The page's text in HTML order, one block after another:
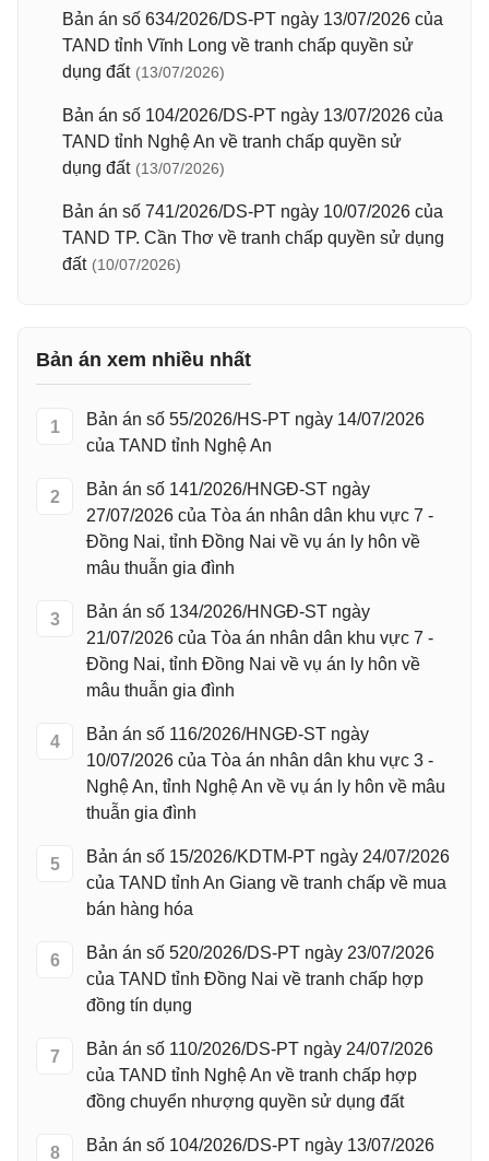
Bản án số 634/2026/DS-PT ngày 13/07/2026 của
TAND tỉnh Vĩnh Long về tranh chấp quyền sử
dụng đất (13/07/2026)
Bản án số 104/2026/DS-PT ngày 13/07/2026 của
TAND tỉnh Nghệ An về tranh chấp quyền sử
dụng đất (13/07/2026)
Bản án số 741/2026/DS-PT ngày 10/07/2026 của
TAND TP. Cần Thơ về tranh chấp quyền sử dụng
đất (10/07/2026)
Bản án xem nhiều nhất
1
Bản án số 55/2026/HS-PT ngày 14/07/2026
của TAND tỉnh Nghệ An
2
Bản án số 141/2026/HNGĐ-ST ngày
27/07/2026 của Tòa án nhân dân khu vực 7 -
Đồng Nai, tỉnh Đồng Nai về vụ án ly hôn về
mâu thuẫn gia đình
3
Bản án số 134/2026/HNGĐ-ST ngày
21/07/2026 của Tòa án nhân dân khu vực 7 -
Đồng Nai, tỉnh Đồng Nai về vụ án ly hôn về
mâu thuẫn gia đình
4
Bản án số 116/2026/HNGĐ-ST ngày
10/07/2026 của Tòa án nhân dân khu vực 3 -
Nghệ An, tỉnh Nghệ An về vụ án ly hôn về mâu
thuẫn gia đình
5
Bản án số 15/2026/KDTM-PT ngày 24/07/2026
của TAND tỉnh An Giang về tranh chấp về mua
bán hàng hóa
6
Bản án số 520/2026/DS-PT ngày 23/07/2026
của TAND tỉnh Đồng Nai về tranh chấp hợp
đồng tín dụng
7
Bản án số 110/2026/DS-PT ngày 24/07/2026
của TAND tỉnh Nghệ An về tranh chấp hợp
đồng chuyển nhượng quyền sử dụng đất
8 Bản án số 104/2026/DS-PT ngày 13/07/2026